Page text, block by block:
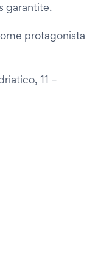
garantite.
protagonista
11 –